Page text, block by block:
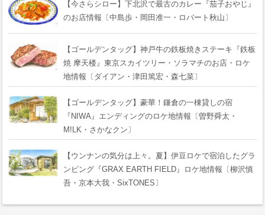
【今さらシロー】下北沢で最古のカレー『茄子おやじ』
のお店情報〔中島歩・岡田准一・ロバート秋山〕
【ゴールデンタッグ】神戸牛の鉄板焼きステーキ『鉄板
焼 摩天楼』東京スカイツリー・ソラマチのお店・ロケ
地情報〔ダイアン・津田篤宏・森七菜〕
【ゴールデンタッグ】豪華！鎌倉の一棟貸しの宿
『NIWA』エンディングのロケ地情報〔曽野舜太・
M!LK・さかなクン〕
【ウンナンの気分は上々。夏】伊豆ロケで宿泊したグラ
ンピング『GRAX EARTH FIELD』ロケ地情報〔柳沢慎
吾・京本大我・SixTONES〕